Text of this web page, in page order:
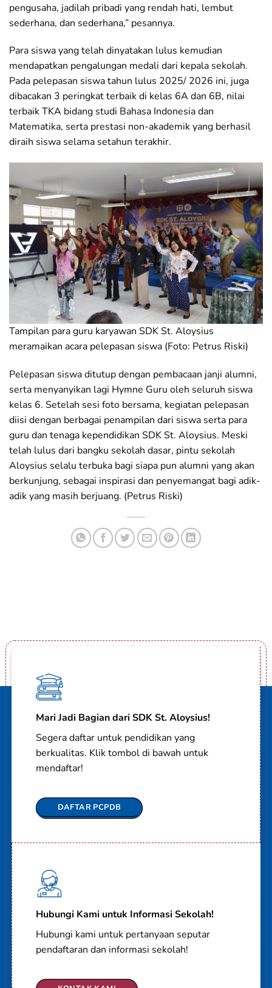
pengusaha, jadilah pribadi yang rendah hati, lembut
sederhana, dan sederhana,” pesannya.
Para siswa yang telah dinyatakan lulus kemudian
mendapatkan pengalungan medali dari kepala sekolah.
Pada pelepasan siswa tahun lulus 2025/ 2026 ini, juga
dibacakan 3 peringkat terbaik di kelas 6A dan 6B, nilai
terbaik TKA bidang studi Bahasa Indonesia dan
Matematika, serta prestasi non-akademik yang berhasil
diraih siswa selama setahun terakhir.
Tampilan para guru karyawan SDK St. Aloysius
meramaikan acara pelepasan siswa (Foto: Petrus Riski)
Pelepasan siswa ditutup dengan pembacaan janji alumni,
serta menyanyikan lagi Hymne Guru oleh seluruh siswa
kelas 6. Setelah sesi foto bersama, kegiatan pelepasan
diisi dengan berbagai penampilan dari siswa serta para
guru dan tenaga kependidikan SDK St. Aloysius. Meski
telah lulus dari bangku sekolah dasar, pintu sekolah
Aloysius selalu terbuka bagi siapa pun alumni yang akan
berkunjung, sebagai inspirasi dan penyemangat bagi adik-
adik yang masih berjuang. (Petrus Riski)
Mari Jadi Bagian dari SDK St. Aloysius!
Segera daftar untuk pendidikan yang
berkualitas. Klik tombol di bawah untuk
mendaftar!
DAFTAR PCPDB
Hubungi Kami untuk Informasi Sekolah!
Hubungi kami untuk pertanyaan seputar
pendaftaran dan informasi sekolah!